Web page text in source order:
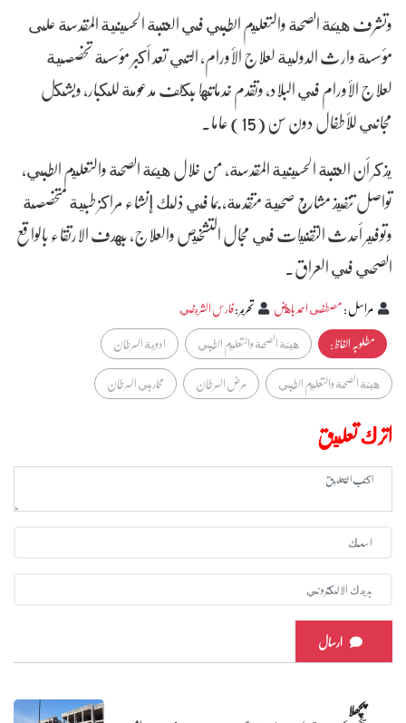
وتشرف هيئة الصحة والتعليم الطبي في العتبة الحسينية المقدسة على
مؤسسة وارث الدولية لعلاج الأورام، التي تعد أكبر مؤسسة تخصصية
لعلاج الأورام في البلاد، وتقدم خدماتها بكلف مدعومة للكبار، وبشكل
مجاني للأطفال دون سن (15) عاما.
يذكر أن العتبة الحسينية المقدسة، من خلال هيئة الصحة والتعليم الطبي،
تواصل تنفيذ مشاريع صحية متقدمة، بما في ذلك إنشاء مراكز طبية متخصصة
وتوفير أحدث التقنيات في مجال التشخيص والعلاج، بهدف الارتقاء بالواقع
الصحي في العراق.
مراسل:مصطفى احمد باهض تحرير:فارس الشريفي
مطلوبہ الفاظ :
هيئة الصحة والتعليم الطبي
ادوية السرطان
هيئة الصحة والتعليم الطبي
مرض السرطان محاربي السرطان
اترك تعليق
ارسال
پچھلا